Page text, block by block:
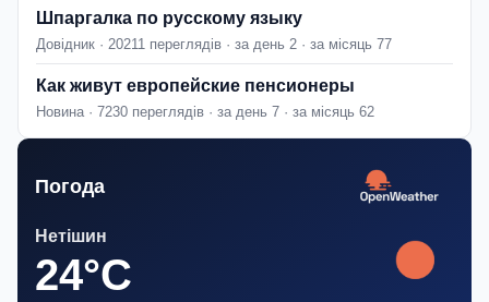
Шпаргалка по русскому языку
Довідник · 20211 переглядів · за день 2 · за місяць 77
Как живут европейские пенсионеры
Новина · 7230 переглядів · за день 7 · за місяць 62
Погода
Нетішин
24°C